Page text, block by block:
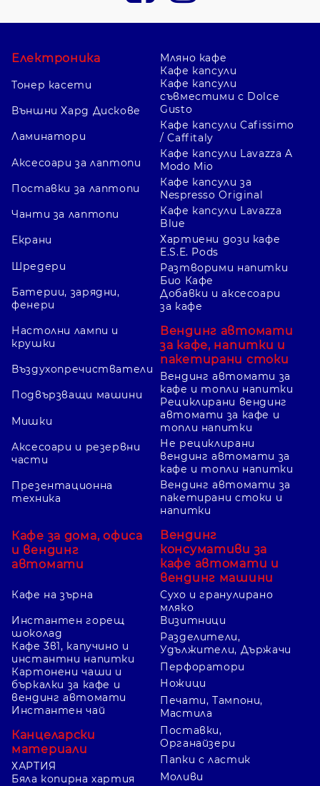
Електроника
Тонер касети
Външни Хард Дискове
Ламинатори
Аксесоари за лаптопи
Поставки за лаптопи
Чанти за лаптопи
Екрани
Шредери
Батерии, зарядни,
фенери
Настолни лампи и
крушки
Въздухопречистватели
Подвързващи машини
Мишки
Аксесоари и резервни
части
Презентационна
техника
Кафе за дома, офиса
и вендинг
автомати
Кафе на зърна
Мляно кафе
Кафе капсули
Кафе капсули
съвместими с Dolce
Gusto
Кафе капсули Cafissimo
/ Caffitaly
Кафе капсули Lavazza A
Modo Mio
Кафе капсули за
Nespresso Original
Кафе капсули Lavazza
Blue
Хартиени дози кафе
E.S.E. Pods
Разтворими напитки
Био Кафе
Добавки и аксесоари
за кафе
Вендинг автомати
за кафе, напитки и
пакетирани стоки
Вендинг автомати за
кафе и топли напитки
Рециклирани вендинг
автомати за кафе и
топли напитки
Не рециклирани
вендинг автомати за
кафе и топли напитки
Вендинг автомати за
пакетирани стоки и
напитки
Вендинг
консумативи за
кафе автомати и
вендинг машини
Сухо и гранулирано
мляко
Инстантен горещ
шоколад
Кафе 3в1, капучино и
инстантни напитки
Картонени чаши и
бъркалки за кафе и
вендинг автомати
Инстантен чай
Канцеларски
материали
ХАРТИЯ
Бяла копирна хартия
Визитници
Разделители,
Удължители, Държачи
Перфоратори
Ножици
Печати, Тампони,
Мастила
Поставки,
Органайзери
Папки с ластик
Моливи